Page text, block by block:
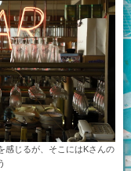
感じるが、そこにはKさんの